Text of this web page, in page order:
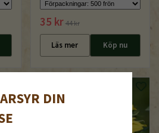
35 kr 44 kr
Läs mer Köp nu
DIN